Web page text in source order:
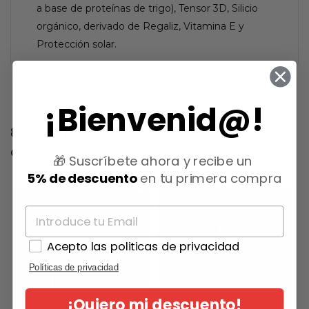
a base de proteínas de trigo), Tensor 3D, Silicio
orgánico, derivado de Regaliz, Vitamina E y
Protección solar.
8 otros productos en la misma
categoría:
-15%
¡Bienvenid@!
🎁 Suscríbete ahora y recibe un
5% de descuentoen tu primera compra
Acepto las politicas de privacidad
Políticas de privacidad
¡Quiero mi descuento!